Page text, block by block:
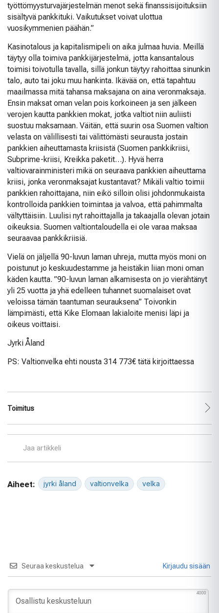
työttömyysturvajärjestelmän menot sekä finanssisijoituksiin
sisältyvä pankkituki. Vaikutukset voivat ulottua
vuosikymmenien päähän.”
Kasinotalous ja kapitalismipeli on aika julmaa huvia. Meillä
täytyy olla toimiva pankkijärjestelmä, jotta kansantalous
toimisi toivotulla tavalla, sillä jonkun täytyy rahoittaa sinunkin
talo, auto tai joku muu hankinta. Ikävää on, että tapahtuu
maailmassa mitä tahansa maksajana on aina veronmaksaja.
Ensin maksat oman velan pois korkoineen ja sen jälkeen
verojen kautta pankkien mokat, jotka valtiot niin auliisti
suostuu maksamaan. Väitän, että suurin osa Suomen valtion
velasta on välillisesti tai välittömästi seurausta jostain
pankkien aiheuttamasta kriisistä (Suomen pankkikriisi,
Subprime-kriisi, Kreikka paketit…). Hyvä herra
valtiovarainministeri mikä on seuraava pankkien aiheuttama
kriisi, jonka veronmaksajat kustantavat? Mikäli valtio toimii
pankkien rahoittajana, niin eikö silloin olisi johdonmukaista
kontrolloida pankkien toimintaa ja valvoa, että pahimmalta
vältyttäisiin. Luulisi nyt rahoittajalla ja takaajalla olevan jotain
oikeuksia. Suomen valtiontaloudella ei ole varaa maksaa
seuraavaa pankkikriisiä.
Vielä on jäljellä 90-luvun laman uhreja, mutta myös moni on
poistunut jo keskuudestamme ja heistäkin liian moni oman
käden kautta. ”90-luvun laman alkamisesta on jo vierähtänyt
yli 25 vuotta ja yhä edelleen tuhannet suomalaiset ovat
veloissa tämän taantuman seurauksena” Toivonkin
lämpimästi, että Kike Elomaan lakialoite menisi läpi ja
oikeus voittaisi.
Jyrki Åland
PS: Valtionvelka ehti nousta 314 773€ tätä kirjoittaessa
Toimitus
Jaa artikkeli
Aiheet: jyrki åland valtionvelka velka
Seuraa keskustelua Kirjaudu sisään
4000